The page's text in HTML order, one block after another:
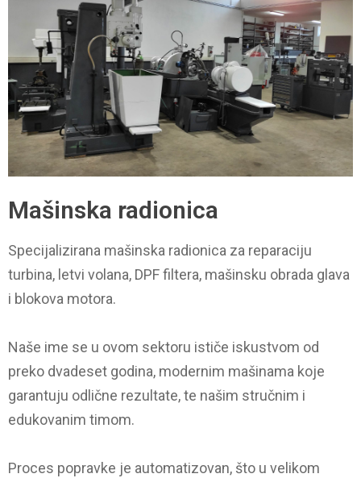
Mašinska radionica
Specijalizirana mašinska radionica za reparaciju
turbina, letvi volana, DPF filtera, mašinsku obrada glava
i blokova motora.
Naše ime se u ovom sektoru ističe iskustvom od
preko dvadeset godina, modernim mašinama koje
garantuju odlične rezultate, te našim stručnim i
edukovanim timom.
Proces popravke je automatizovan, što u velikom